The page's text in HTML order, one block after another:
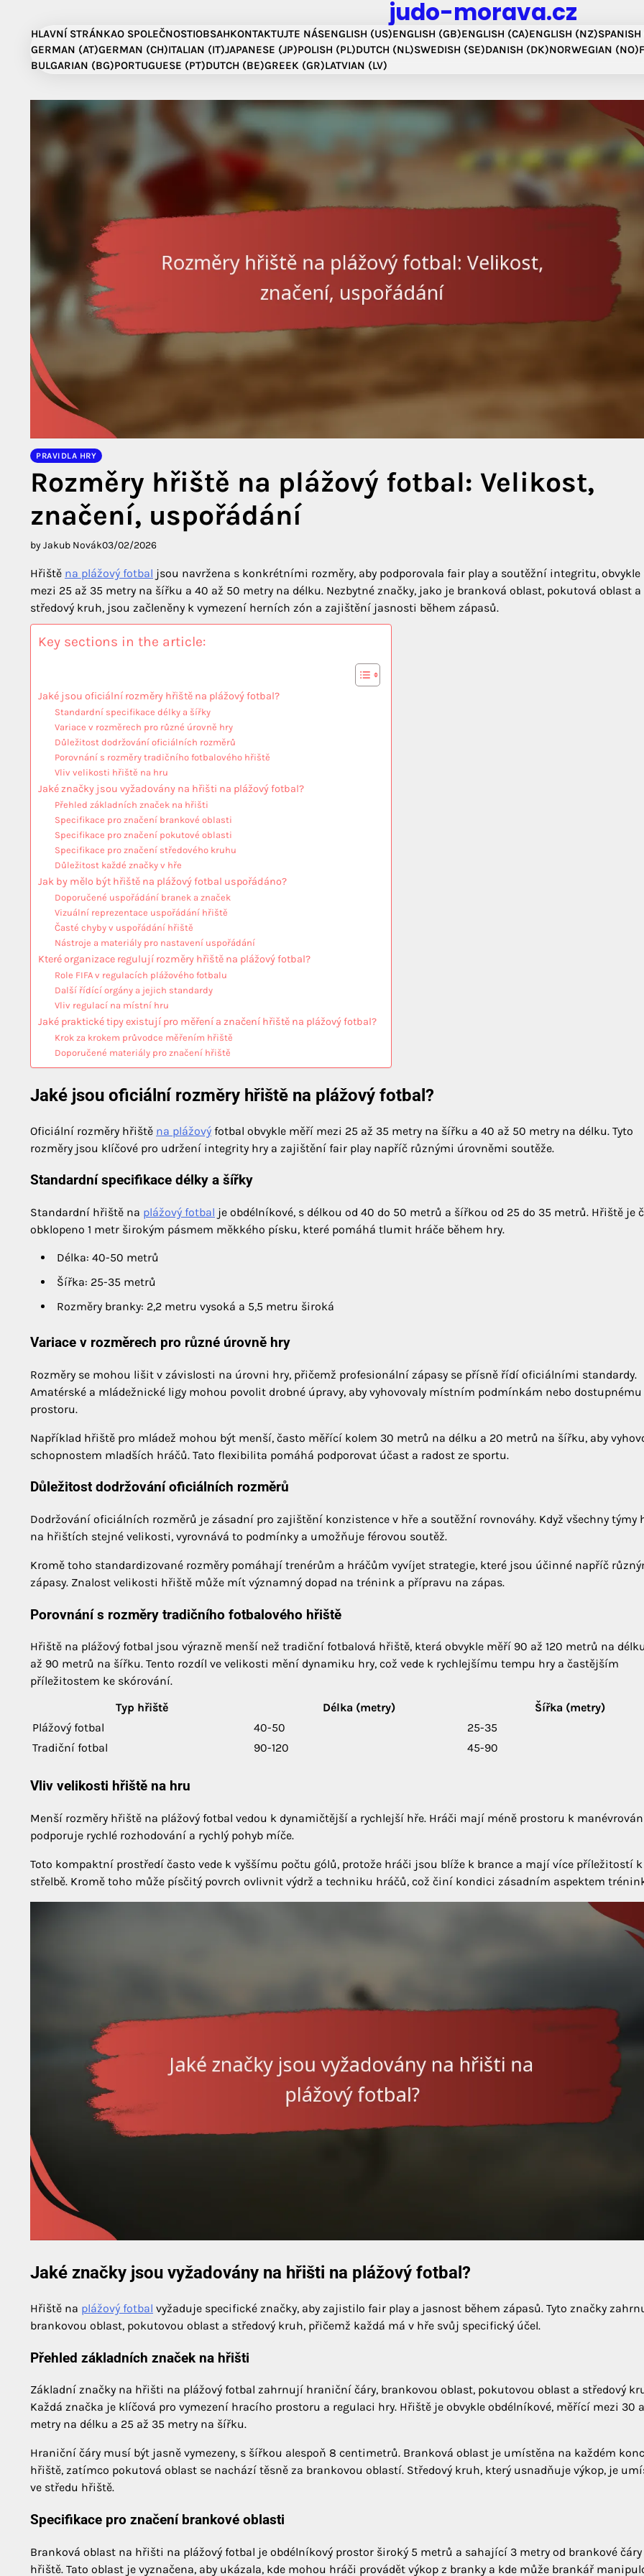
content
judo-morava.cz
HLAVNÍ STRÁNKAO SPOLEČNOSTIOBSAHKONTAKTUJTE NÁSENGLISH (US)ENGLISH (GB)ENGLISH (CA)ENGLISH (NZ)
GERMAN (AT)GERMAN (CH)ITALIAN (IT)JAPANESE (JP)POLISH (PL)DUTCH (NL)SWEDISH (SE)DANISH (DK)NORWEGIAN (NO)
BULGARIAN (BG)PORTUGUESE (PT)DUTCH (BE)GREEK (GR)LATVIAN (LV)
PRAVIDLA HRY
Rozměry hřiště na plážový fotbal: Velikost,
značení, uspořádání
by Jakub Novák03/02/2026
Hřiště na plážový fotbal jsou navržena s konkrétními rozměry, aby podporovala fair play a soutěžní integritu, obvykle
mezi 25 až 35 metry na šířku a 40 až 50 metry na délku. Nezbytné značky, jako je branková oblast, pokutová oblast a
středový kruh, jsou začleněny k vymezení herních zón a zajištění jasnosti během zápasů.
Key sections in the article:
Jaké jsou oficiální rozměry hřiště na plážový fotbal?
Standardní specifikace délky a šířky
Variace v rozměrech pro různé úrovně hry
Důležitost dodržování oficiálních rozměrů
Porovnání s rozměry tradičního fotbalového hřiště
Vliv velikosti hřiště na hru
Jaké značky jsou vyžadovány na hřišti na plážový fotbal?
Přehled základních značek na hřišti
Specifikace pro značení brankové oblasti
Specifikace pro značení pokutové oblasti
Specifikace pro značení středového kruhu
Důležitost každé značky v hře
Jak by mělo být hřiště na plážový fotbal uspořádáno?
Doporučené uspořádání branek a značek
Vizuální reprezentace uspořádání hřiště
Časté chyby v uspořádání hřiště
Nástroje a materiály pro nastavení uspořádání
Které organizace regulují rozměry hřiště na plážový fotbal?
Role FIFA v regulacích plážového fotbalu
Další řídící orgány a jejich standardy
Vliv regulací na místní hru
Jaké praktické tipy existují pro měření a značení hřiště na plážový fotbal?
Krok za krokem průvodce měřením hřiště
Doporučené materiály pro značení hřiště
Jaké jsou oficiální rozměry hřiště na plážový fotbal?
Oficiální rozměry hřiště na plážový fotbal obvykle měří mezi 25 až 35 metry na šířku a 40 až 50 metry na délku. Tyto
rozměry jsou klíčové pro udržení integrity hry a zajištění fair play napříč různými úrovněmi soutěže.
Standardní specifikace délky a šířky
Standardní hřiště na plážový fotbal je obdélníkové, s délkou od 40 do 50 metrů a šířkou od 25 do 35 metrů. Hřiště je
obklopeno 1 metr širokým pásmem měkkého písku, které pomáhá tlumit hráče během hry.
Délka: 40-50 metrů
Šířka: 25-35 metrů
Rozměry branky: 2,2 metru vysoká a 5,5 metru široká
Variace v rozměrech pro různé úrovně hry
Rozměry se mohou lišit v závislosti na úrovni hry, přičemž profesionální zápasy se přísně řídí oficiálními standardy.
Amatérské a mládežnické ligy mohou povolit drobné úpravy, aby vyhovovaly místním podmínkám nebo dostupnému
prostoru.
Například hřiště pro mládež mohou být menší, často měřící kolem 30 metrů na délku a 20 metrů na šířku, aby
schopnostem mladších hráčů. Tato flexibilita pomáhá podporovat účast a radost ze sportu.
Důležitost dodržování oficiálních rozměrů
Dodržování oficiálních rozměrů je zásadní pro zajištění konzistence v hře a soutěžní rovnováhy. Když všechny týmy
na hřištích stejné velikosti, vyrovnává to podmínky a umožňuje férovou soutěž.
Kromě toho standardizované rozměry pomáhají trenérům a hráčům vyvíjet strategie, které jsou účinné napříč
zápasy. Znalost velikosti hřiště může mít významný dopad na trénink a přípravu na zápas.
Porovnání s rozměry tradičního fotbalového hřiště
Hřiště na plážový fotbal jsou výrazně menší než tradiční fotbalová hřiště, která obvykle měří 90 až 120 metrů na
až 90 metrů na šířku. Tento rozdíl ve velikosti mění dynamiku hry, což vede k rychlejšímu tempu hry a častějším
příležitostem ke skórování.
Typ hřiště
Délka (metry)
Šířka (metry)
Plážový fotbal
40-50
25-35
Tradiční fotbal
90-120 45-90
Vliv velikosti hřiště na hru
Menší rozměry hřiště na plážový fotbal vedou k dynamičtější a rychlejší hře. Hráči mají méně prostoru k
podporuje rychlé rozhodování a rychlý pohyb míče.
Toto kompaktní prostředí často vede k vyššímu počtu gólů, protože hráči jsou blíže k brance a mají více příležitostí k
střelbě. Kromě toho může písčitý povrch ovlivnit výdrž a techniku hráčů, což činí kondici zásadním aspektem
Jaké značky jsou vyžadovány na hřišti na plážový fotbal?
Hřiště na plážový fotbal vyžaduje specifické značky, aby zajistilo fair play a jasnost během zápasů. Tyto značky
brankovou oblast, pokutovou oblast a středový kruh, přičemž každá má v hře svůj specifický účel.
Přehled základních značek na hřišti
Základní značky na hřišti na plážový fotbal zahrnují hraniční čáry, brankovou oblast, pokutovou oblast a středový
Každá značka je klíčová pro vymezení hracího prostoru a regulaci hry. Hřiště je obvykle obdélníkové, měřící mezi 30
metry na délku a 25 až 35 metry na šířku.
Hraniční čáry musí být jasně vymezeny, s šířkou alespoň 8 centimetrů. Branková oblast je umístěna na každém
hřiště, zatímco pokutová oblast se nachází těsně za brankovou oblastí. Středový kruh, který usnadňuje výkop, je
ve středu hřiště.
Specifikace pro značení brankové oblasti
Branková oblast na hřišti na plážový fotbal je obdélníkový prostor široký 5 metrů a sahající 3 metry od brankové čáry
hřiště. Tato oblast je vyznačena, aby ukázala, kde mohou hráči provádět výkop z branky a kde může brankář